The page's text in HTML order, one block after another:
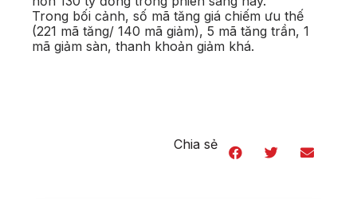
Trong bối cảnh, số mã tăng giá chiếm ưu thế
(221 mã tăng/ 140 mã giảm), 5 mã tăng trần, 1
mã giảm sàn, thanh khoản giảm khá.
Chia sẻ